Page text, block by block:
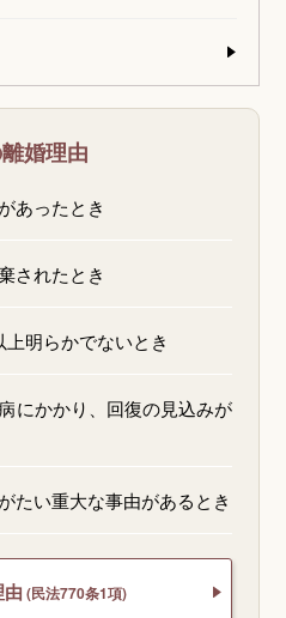
婚理由
あったとき
されたとき
明らかでないとき
にかかり、回復の見込みが
たい重大な事由があるとき
(民法770条1項)